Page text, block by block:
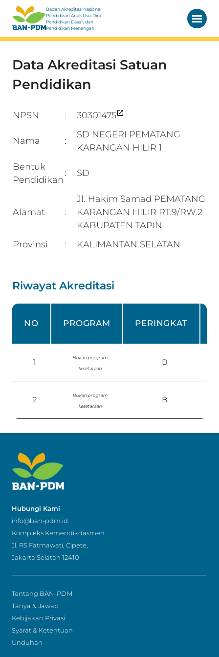
Badan Akreditasi Nasional
Pendidikan Anak Usia Dini,
Pendidikan Dasar, dan
Pendidikan Menengah
Data Akreditasi Satuan
Pendidikan
NPSN : 30301475
Nama :
SD NEGERI PEMATANG
KARANGAN HILIR 1
Bentuk
Pendidikan
: SD
Alamat :
Jl. Hakim Samad PEMATANG
KARANGAN HILIR RT.9/RW.2
KABUPATEN TAPIN
Provinsi
: KALIMANTAN SELATAN
Riwayat Akreditasi
NO PROGRAM PERINGKAT
1
Bukan program
kesetaraan
B
2
Bukan program
kesetaraan
B
Hubungi Kami
info@ban-pdm.id
Kompleks Kemendikdasmen
Jl. RS Fatmawati, Cipete,
Jakarta Selatan 12410
Tentang BAN-PDM
Tanya & Jawab
Kebijakan Privasi
Syarat & Ketentuan
Unduhan